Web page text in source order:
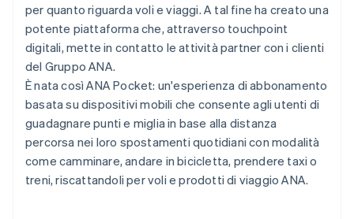
per quanto riguarda voli e viaggi. A tal fine ha creato una
potente piattaforma che, attraverso touchpoint
digitali, mette in contatto le attività partner con i clienti
del Gruppo ANA.
È nata così ANA Pocket: un'esperienza di abbonamento
basata su dispositivi mobili che consente agli utenti di
guadagnare punti e miglia in base alla distanza
percorsa nei loro spostamenti quotidiani con modalità
come camminare, andare in bicicletta, prendere taxi o
treni, riscattandoli per voli e prodotti di viaggio ANA.